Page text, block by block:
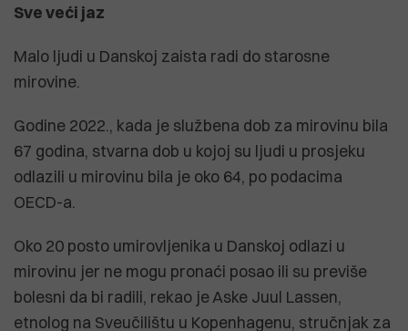
Sve veći jaz
Malo ljudi u Danskoj zaista radi do starosne
mirovine.
Godine 2022., kada je službena dob za mirovinu bila
67 godina, stvarna dob u kojoj su ljudi u prosjeku
odlazili u mirovinu bila je oko 64, po podacima
OECD-a.
Oko 20 posto umirovljenika u Danskoj odlazi u
mirovinu jer ne mogu pronaći posao ili su previše
bolesni da bi radili, rekao je Aske Juul Lassen,
etnolog na Sveučilištu u Kopenhagenu, stručnjak za